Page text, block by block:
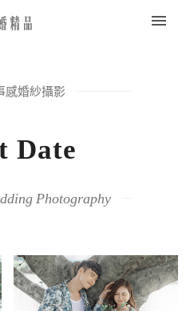
感婚紗攝影
Date
Photography